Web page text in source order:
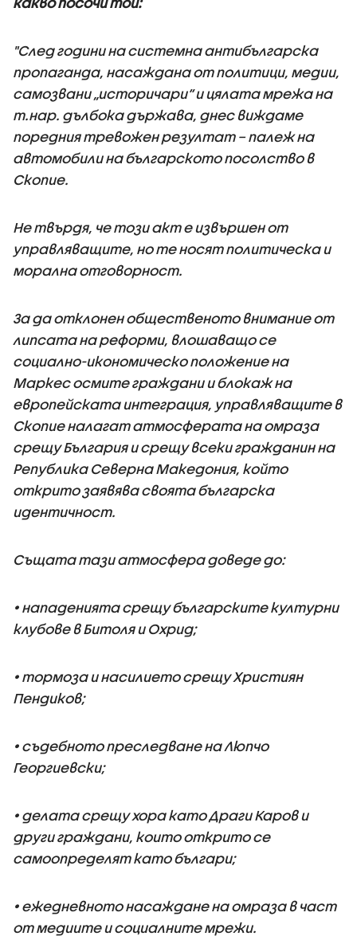
"След години на системна антибългарска
пропаганда, насаждана от политици, медии,
самозвани „историчари“ и цялата мрежа на
т.нар. дълбока държава, днес виждаме
поредния тревожен резултат – палеж на
автомобили на българското посолство в
Скопие.
Не твърдя, че този акт е извършен от
управляващите, но те носят политическа и
морална отговорност.
За да отклонен общественото внимание от
липсата на реформи, влошаващо се
социално-икономическо положение на
Маркес осмите граждани и блокаж на
европейската интеграция, управляващите в
Скопие налагат атмосферата на омраза
срещу България и срещу всеки гражданин на
Република Северна Македония, който
открито заявява своята българска
идентичност.
Същата тази атмосфера доведе до:
• нападенията срещу българските културни
клубове в Битоля и Охрид;
• тормоза и насилието срещу Християн
Пендиков;
• съдебното преследване на Люпчо
Георгиевски;
• делата срещу хора като Драги Каров и
други граждани, които открито се
самоопределят като българи;
• ежедневното насаждане на омраза в част
от медиите и социалните мрежи.